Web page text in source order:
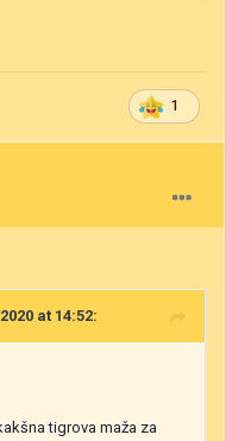
1
at 14:52:
tigrova maža za